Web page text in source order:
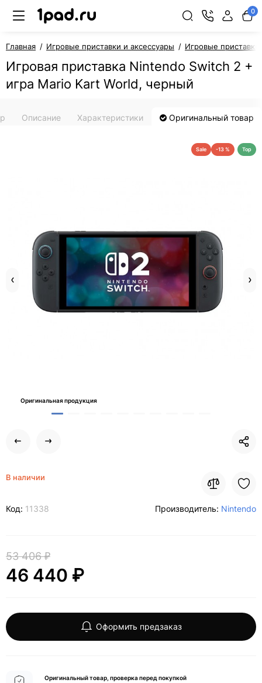
0
Главная Игровые приставки и аксессуары Игровые приставки
Игровая приставка Nintendo Switch 2 +
игра Mario Kart World, черный
Описание Характеристики Оригинальный товар
Sale -13 % Top
Оригинальная продукция
В наличии
Код: 11338 Производитель: Nintendo
53 406 ₽
46 440 ₽
Оформить предзаказ
Оригинальный товар, проверка перед покупкой